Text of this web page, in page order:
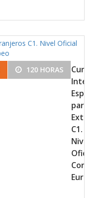
120 HORAS
para
C1.
Nivel